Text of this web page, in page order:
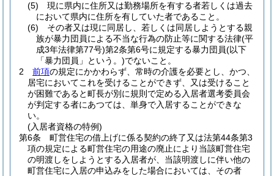
(5)
現に県内に住所又は勤務場所を有する者若しくは過去
において県内に住所を有していた者であること。
(6)
その者又は現に同居し、若しくは同居しようとする親
族が暴力団員による不当な行為の防止等に関する法律(平
成3年法律第77号)第2条第6号に規定する暴力団員(以下
「暴力団員」という。)でないこと。
2
前項の規定にかかわらず、常時の介護を必要とし、かつ、
居宅においてこれを受けることができず、又は受けること
が困難であると町長が別に規則で定める入居者選考委員会
が判定する者にあつては、単身で入居することができな
い。
(入居者資格の特例)
第6条
町営住宅の借上げに係る契約の終了又は法第44条第3
項の規定による町営住宅の用途の廃止により当該町営住宅
の明渡しをしようとする入居者が、当該明渡しに伴い他の
町営住宅に入居の申込みをした場合においては、その者